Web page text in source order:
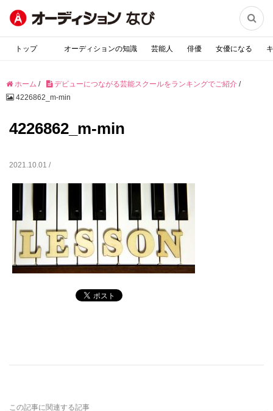

トップ オーディションの知識 芸能人 俳優 女優になる
ホーム / デビューにつながる芸能スクールをランキングでご紹介 /
4226862_m-min
4226862_m-min
2021.10.01 /
この記事に関連する記事